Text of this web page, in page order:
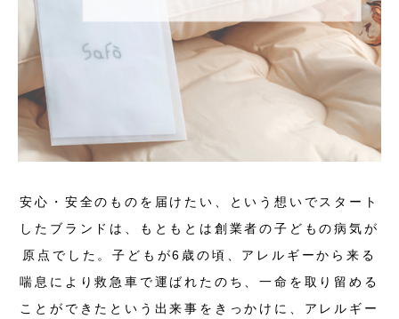
安心・安全のものを届けたい、という想いでスタート
したブランドは、もともとは創業者の子どもの病気が
原点でした。子どもが6歳の頃、アレルギーから来る
喘息により救急車で運ばれたのち、一命を取り留める
ことができたという出来事をきっかけに、アレルギー